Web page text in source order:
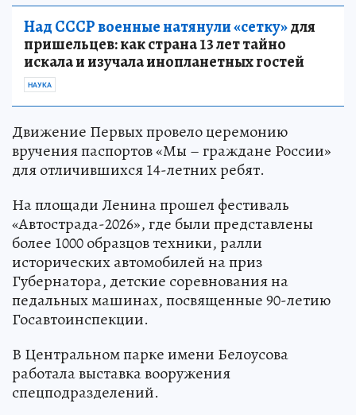
Над СССР военные натянули «сетку»для
пришельцев: как страна 13 лет тайно
искала и изучала инопланетных гостей
НАУКА
Движение Первых провело церемонию
вручения паспортов «Мы – граждане России»
для отличившихся 14-летних ребят.
На площади Ленина прошел фестиваль
«Автострада-2026», где были представлены
более 1000 образцов техники, ралли
исторических автомобилей на приз
Губернатора, детские соревнования на
педальных машинах, посвященные 90-летию
Госавтоинспекции.
В Центральном парке имени Белоусова
работала выставка вооружения
спецподразделений.